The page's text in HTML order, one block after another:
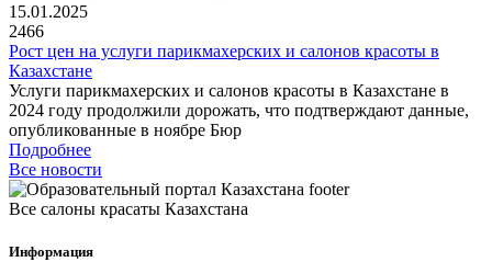
15.01.2025
2466
Рост цен на услуги парикмахерских и салонов красоты в
Казахстане
Услуги парикмахерских и салонов красоты в Казахстане в
2024 году продолжили дорожать, что подтверждают данные,
опубликованные в ноябре Бюр
Подробнее
Все новости
Все салоны красаты Казахстана
Информация